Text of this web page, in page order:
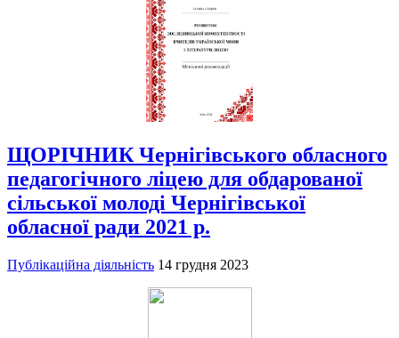
ЩОРІЧНИК Чернігівського обласного
педагогічного ліцею для обдарованої
сільської молоді Чернігівської
обласної ради 2021 р.
Публікаційна діяльність 14 грудня 2023